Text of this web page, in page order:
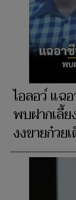
ไอลอว์ แฉ
พบฝากเลี้
งงขายก๋วย